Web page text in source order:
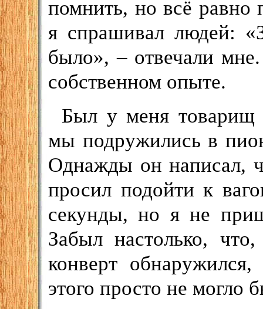
помнить, но всё равно
я спрашивал людей:
было», – отвечали
собственном опыте.
Был у меня товарищ
мы подружились в
Однажды он написал,
просил подойти к
секунды, но я не
Забыл настолько,
конверт
этого просто не могло